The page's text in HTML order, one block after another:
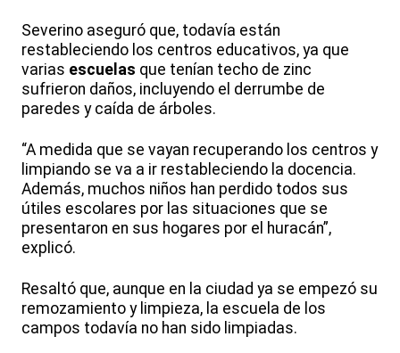
Severino aseguró que, todavía están
restableciendo los centros educativos, ya que
varias escuelas que tenían techo de zinc
sufrieron daños, incluyendo el derrumbe de
paredes y caída de árboles.
“A medida que se vayan recuperando los centros y
limpiando se va a ir restableciendo la docencia.
Además, muchos niños han perdido todos sus
útiles escolares por las situaciones que se
presentaron en sus hogares por el huracán”,
explicó.
Resaltó que, aunque en la ciudad ya se empezó su
remozamiento y limpieza, la escuela de los
campos todavía no han sido limpiadas.